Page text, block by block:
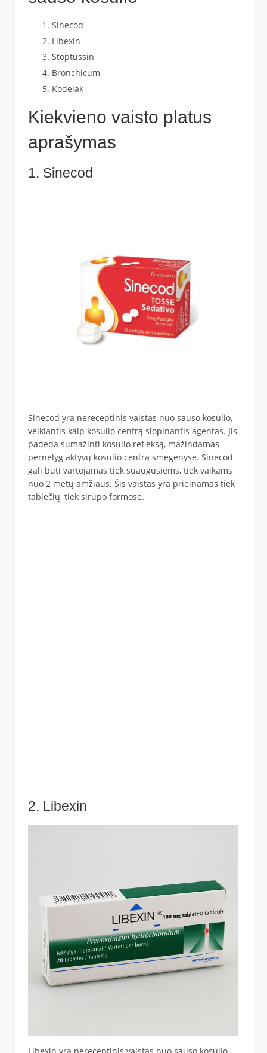
Sinecod
Libexin
Stoptussin
Bronchicum
Kodelak
Kiekvieno vaisto platus
aprašymas
1. Sinecod
Sinecod yra nereceptinis vaistas nuo sauso kosulio,
veikiantis kaip kosulio centrą slopinantis agentas. Jis
padeda sumažinti kosulio refleksą, mažindamas
pernelyg aktyvų kosulio centrą smegenyse. Sinecod
gali būti vartojamas tiek suaugusiems, tiek vaikams
nuo 2 metų amžiaus. Šis vaistas yra prieinamas tiek
tablečių, tiek sirupo formose.
2. Libexin